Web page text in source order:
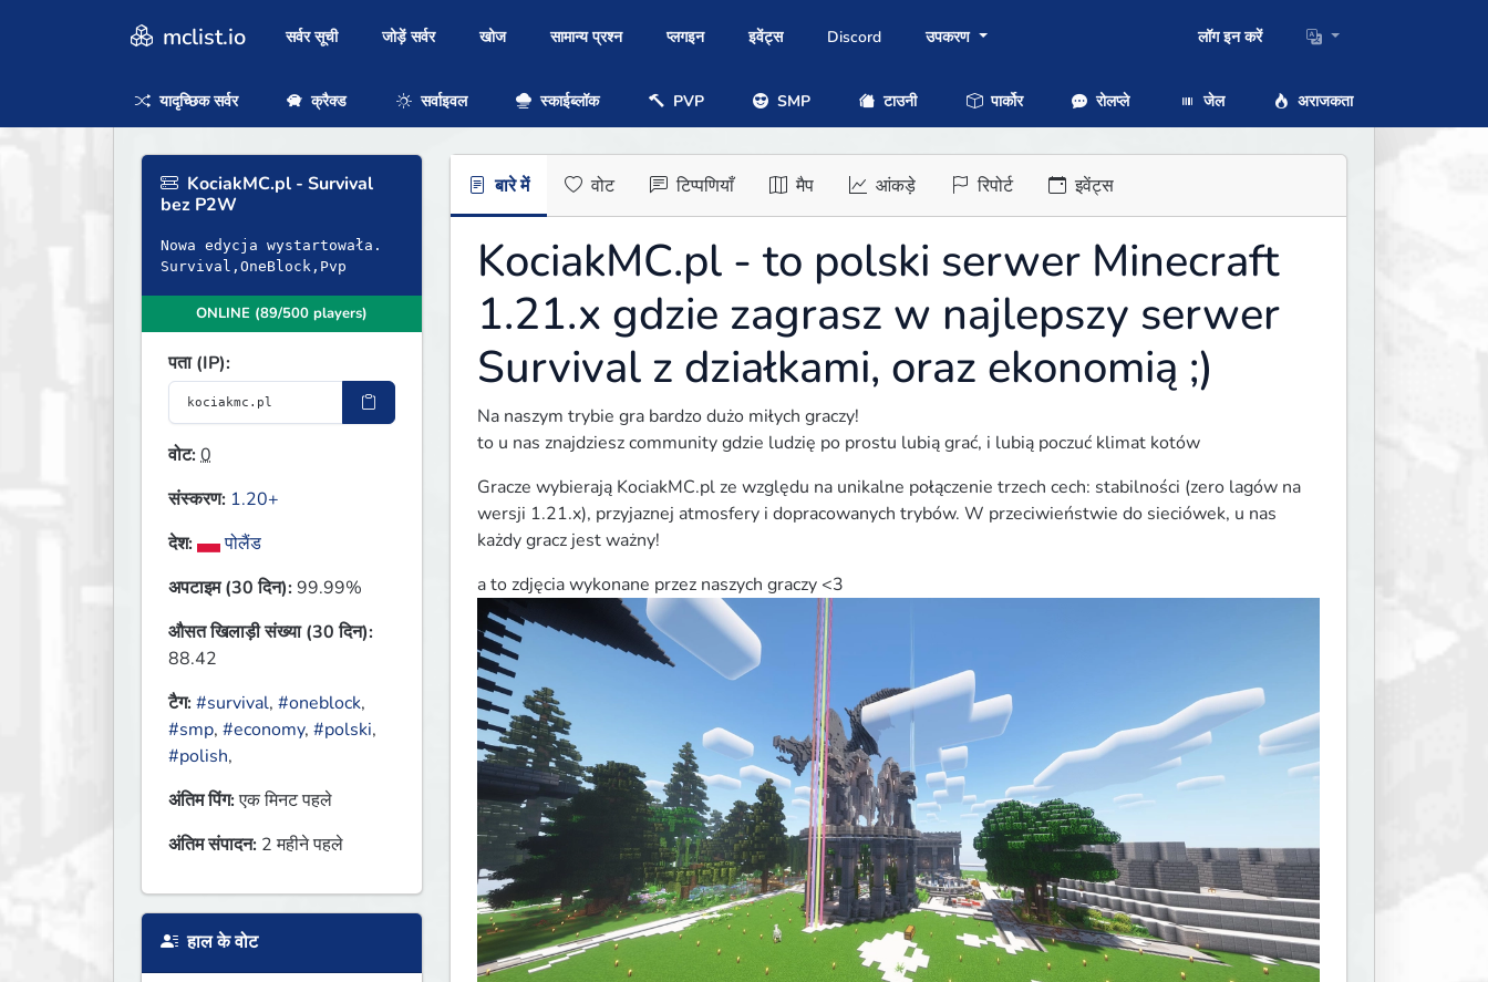
mclist.io सर्वर सूची जोड़ें सर्वर खोज सामान्य प्रश्न प्लगइन इवेंट्स Discord उपकरण लॉग इन करें
यादृच्छिक सर्वर क्रैक्ड सर्वाइवल स्काईब्लॉक PVP SMP टाउनी पार्कोर रोलप्ले जेल अराजकता
KociakMC.pl - Survival
bez P2W
Nowa edycja wystartowała.
Survival,OneBlock,Pvp
ONLINE (89/500 players)
पता (IP):
वोट:0
संस्करण: 1.20+
देश:
पोलैंड
अपटाइम (30 दिन):99.99%
औसत खिलाड़ी संख्या (30 दिन):
88.42
टैग:#survival, #oneblock,
#smp, #economy, #polski,
#polish,
अंतिम पिंग:एक मिनट पहले
अंतिम संपादन: 2 महीने पहले
हाल के वोट
बारे में वोट टिप्पणियाँ मैप आंकड़े रिपोर्ट इवेंट्स
KociakMC.pl - to polski serwer Minecraft
1.21.x gdzie zagrasz w najlepszy serwer
Survival z działkami, oraz ekonomią ;)
Na naszym trybie gra bardzo dużo miłych graczy!
to u nas znajdziesz community gdzie ludzię po prostu lubią grać, i lubią poczuć klimat kotów
Gracze wybierają KociakMC.pl ze względu na unikalne połączenie trzech cech: stabilności (zero lagów na
wersji 1.21.x), przyjaznej atmosfery i dopracowanych trybów. W przeciwieństwie do sieciówek, u nas
każdy gracz jest ważny!